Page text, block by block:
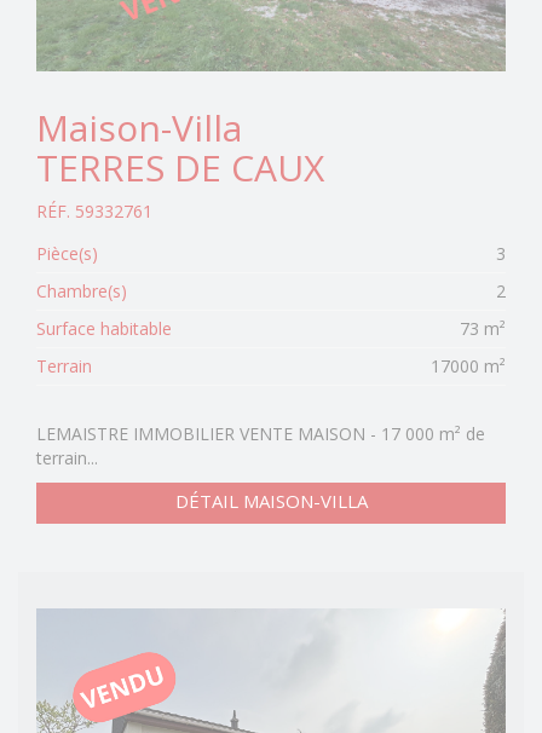
Maison-Villa
TERRES DE CAUX
RÉF. 59332761
Pièce(s)
3
Chambre(s)
2
Surface habitable
73 m²
Terrain
17000 m²
LEMAISTRE IMMOBILIER VENTE MAISON - 17 000 m² de
terrain...
DÉTAIL MAISON-VILLA